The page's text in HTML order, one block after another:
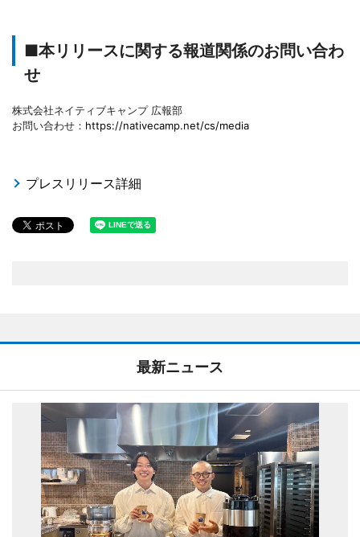
■本リリースに関する報道関係のお問い合わ
せ
株式会社ネイティブキャンプ 広報部
お問い合わせ： https://nativecamp.net/cs/media
プレスリリース詳細
最新ニュース